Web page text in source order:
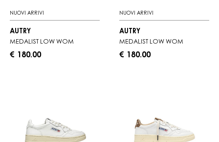
NUOVI ARRIVI
AUTRY
MEDALIST LOW WOM
€ 180.00
NUOVI ARRIVI
AUTRY
MEDALIST LOW WOM
€ 180.00